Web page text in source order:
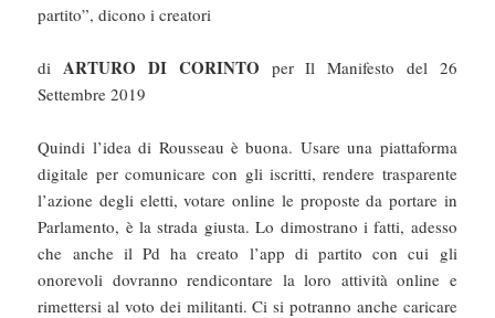
partito”, dicono i creatori
di ARTURO DI CORINTO per Il Manifesto del 26
Settembre 2019
Quindi l’idea di Rousseau è buona. Usare una piattaforma
digitale per comunicare con gli iscritti, rendere trasparente
l’azione degli eletti, votare online le proposte da portare in
Parlamento, è la strada giusta. Lo dimostrano i fatti, adesso
che anche il Pd ha creato l’app di partito con cui gli
onorevoli dovranno rendicontare la loro attività online e
rimettersi al voto dei militanti. Ci si potranno anche caricare